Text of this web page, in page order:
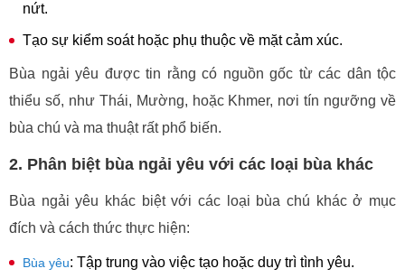
nứt.
Tạo sự kiểm soát hoặc phụ thuộc về mặt cảm xúc.
Bùa ngải yêu được tin rằng có nguồn gốc từ các dân tộc
thiểu số, như Thái, Mường, hoặc Khmer, nơi tín ngưỡng về
bùa chú và ma thuật rất phổ biến.
2. Phân biệt bùa ngải yêu với các loại bùa khác
Bùa ngải yêu khác biệt với các loại bùa chú khác ở mục
đích và cách thức thực hiện:
Bùa yêu: Tập trung vào việc tạo hoặc duy trì tình yêu.